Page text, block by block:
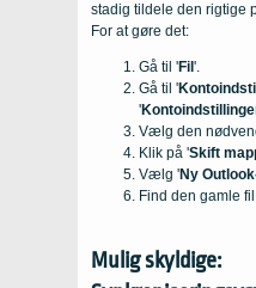
stadig tildele den rigtige
For at gøre det:
Gå til 'Fil '.
Gå til '
'
Vælg den
Klik på 'Skift
Vælg 'Ny
Find den gamle
Mulig skyldige: